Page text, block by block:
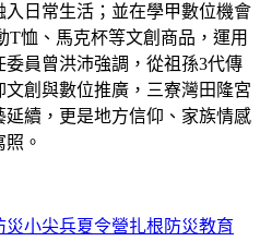
日常生活；並在學甲數位機會
T恤、馬克杯等文創商品，運用
員曾洪沛強調，從祖孫3代傳
創與數位推廣，三寮灣田隆宮
續，更是地方信仰、家族情感
。
小尖兵夏令營扎根防災教育